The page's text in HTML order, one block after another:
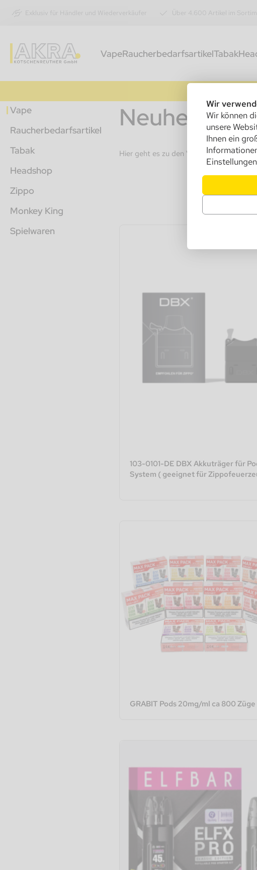
Wir
Wir können
unsere
Ihnen ein
Exklusiv für Händler und Wiederverkäufer Über 4.600 Artikel im
VapeRaucherbedarfsartikelTabak
Vape
Raucherbedarfsartikel
Tabak
Headshop
Zippo
Monkey King
Spielwaren
Neuheiten -
Hier geht es zu den Vape - Neuheiten
103-0101-DE DBX Akkuträger für
System ( geeignet für
GRABIT Pods 20mg/ml ca 800 Züge